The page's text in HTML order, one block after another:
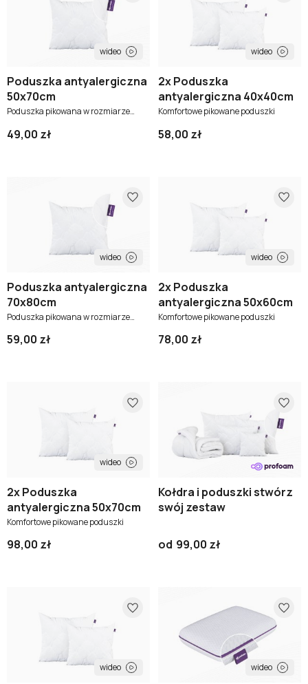
wideo
Poduszka antyalergiczna
50x70cm
Poduszka pikowana w rozmiarze
49,00 zł
wideo
2x Poduszka
antyalergiczna 40x40cm
Komfortowe pikowane poduszki
58,00 zł
wideo
Poduszka antyalergiczna
70x80cm
Poduszka pikowana w rozmiarze
59,00 zł
wideo
2x Poduszka
antyalergiczna 50x60cm
Komfortowe pikowane poduszki
78,00 zł
wideo
2x Poduszka
antyalergiczna 50x70cm
Komfortowe pikowane poduszki
98,00 zł
Kołdra i poduszki stwórz
swój zestaw
od 99,00 zł
wideo wideo